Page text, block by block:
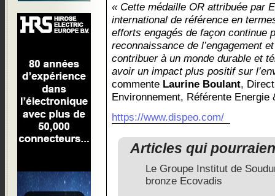
« Cette médaille OR attribuée par
international de référence en
efforts engagés de façon continue
reconnaissance de l’engagement
contribuer à un monde durable et
avoir un impact plus positif sur
commente Laurine Boulant,
Environnement, Référente Energie
https://www.dispeo.com/
Articles qui
Le Groupe Institut de
bronze Ecovadis